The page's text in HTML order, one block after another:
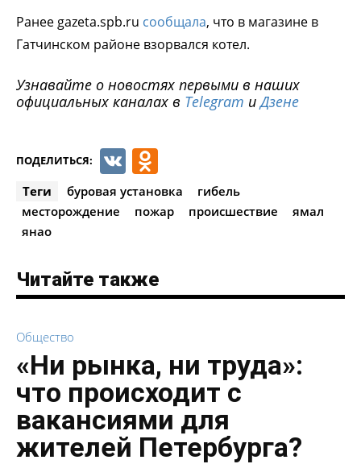
Ранее gazeta.spb.ru сообщала, что в магазине в
Гатчинском районе взорвался котел.
Узнавайте о новостях первыми в наших
официальных каналах в Telegram иДзене
ПОДЕЛИТЬСЯ: VK
Теги буровая установка
гибель
месторождение
пожар происшествие
ямал
янао
Читайте также
Общество
«Ни рынка, ни труда»:
что происходит с
вакансиями для
жителей Петербурга?